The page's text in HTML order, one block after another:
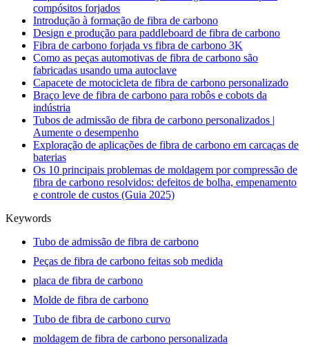
compósitos forjados
Introdução à formação de fibra de carbono
Design e produção para paddleboard de fibra de carbono
Fibra de carbono forjada vs fibra de carbono 3K
Como as peças automotivas de fibra de carbono são
fabricadas usando uma autoclave
Capacete de motocicleta de fibra de carbono personalizado
Braço leve de fibra de carbono para robôs e cobots da
indústria
Tubos de admissão de fibra de carbono personalizados |
Aumente o desempenho
Exploração de aplicações de fibra de carbono em carcaças de
baterias
Os 10 principais problemas de moldagem por compressão de
fibra de carbono resolvidos: defeitos de bolha, empenamento
e controle de custos (Guia 2025)
Keywords
Tubo de admissão de fibra de carbono
Peças de fibra de carbono feitas sob medida
placa de fibra de carbono
Molde de fibra de carbono
Tubo de fibra de carbono curvo
moldagem de fibra de carbono personalizada